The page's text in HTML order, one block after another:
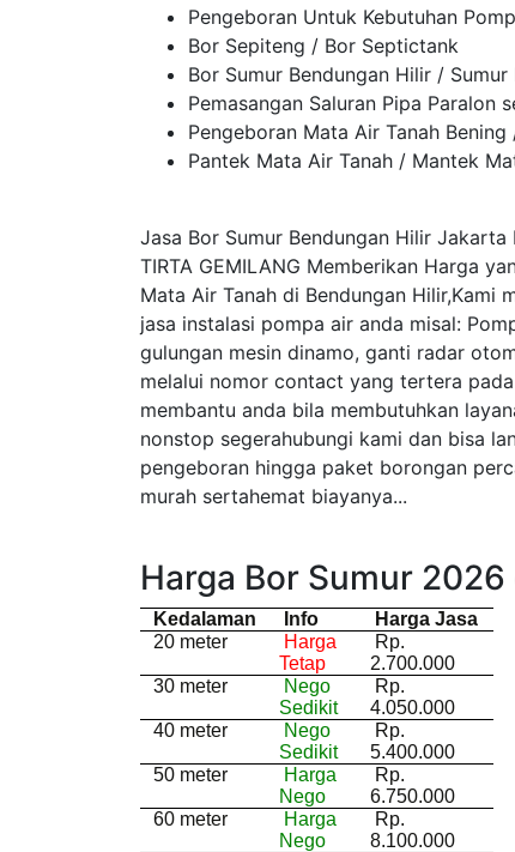
Pengeboran Untuk Kebutuhan
Bor Sepiteng / Bor Septictank
Bor Sumur Bendungan Hilir /
Pemasangan Saluran Pipa Paralon
Pengeboran Mata Air Tanah
Pantek Mata Air Tanah / Mantek
Jasa Bor Sumur Bendungan Hilir Jakarta
TIRTA GEMILANG Memberikan Harga
Mata Air Tanah di Bendungan Hilir,Kami
jasa instalasi pompa air anda misal:
gulungan mesin dinamo, ganti radar
melalui nomor contact yang tertera
membantu anda bila membutuhkan
nonstop segerahubungi kami dan bisa
pengeboran hingga paket borongan
murah sertahemat biayanya...
Harga Bor Sumur
Kedalaman Info
Harga Jasa
20 meter
Harga
Tetap
Rp.
2.700.000
30 meter
Nego
Sedikit
Rp.
4.050.000
40 meter
Nego
Sedikit
Rp.
5.400.000
50 meter
Harga
Nego
Rp.
6.750.000
60 meter
Harga
Nego
Rp.
8.100.000